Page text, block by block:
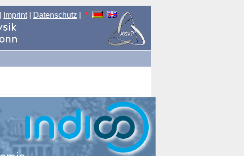
Imprint| Datenschutz